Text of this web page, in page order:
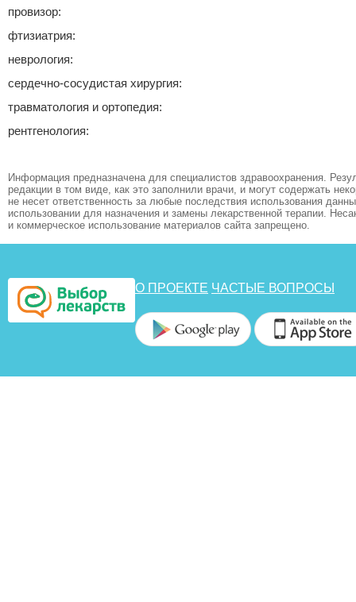
провизор:
фтизиатрия:
неврология:
сердечно-сосудистая хирургия:
травматология и ортопедия:
рентгенология:
Информация предназначена для специалистов здравоохранения.
редакции в том виде, как это заполнили врачи, и могут содержать
не несет ответственность за любые последствия использования
использовании для назначения и замены лекарственной терапии.
и коммерческое использование материалов сайта запрещено.
О ПРОЕКТЕ ЧАСТЫЕ ВОПРОСЫ